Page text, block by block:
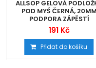
ALLSOP GELOVÁ
POD MYŠ ČERNÁ,
PODPORA ZÁPĚSTÍ
191 Kč
Přidat do košíku